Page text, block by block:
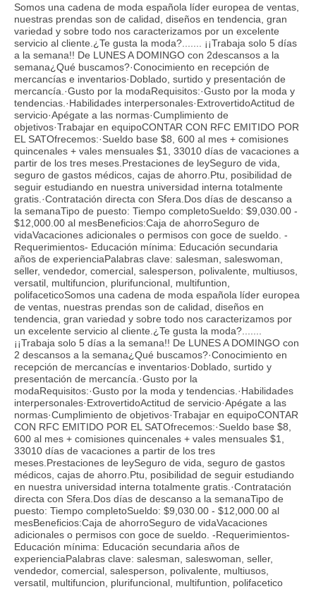
Somos una cadena de moda española líder europea de ventas,
nuestras prendas son de calidad, diseños en tendencia, gran
variedad y sobre todo nos caracterizamos por un excelente
servicio al cliente.¿Te gusta la moda?....... ¡¡Trabaja solo 5 días
a la semana!! De LUNES A DOMINGO con 2descansos a la
semana¿Qué buscamos?·Conocimiento en recepción de
mercancías e inventarios·Doblado, surtido y presentación de
mercancía.·Gusto por la modaRequisitos:·Gusto por la moda y
tendencias.·Habilidades interpersonales·ExtrovertidoActitud de
servicio·Apégate a las normas·Cumplimiento de
objetivos·Trabajar en equipoCONTAR CON RFC EMITIDO POR
EL SATOfrecemos:·Sueldo base $8, 600 al mes + comisiones
quincenales + vales mensuales $1, 33010 días de vacaciones a
partir de los tres meses.Prestaciones de leySeguro de vida,
seguro de gastos médicos, cajas de ahorro.Ptu, posibilidad de
seguir estudiando en nuestra universidad interna totalmente
gratis.·Contratación directa con Sfera.Dos días de descanso a
la semanaTipo de puesto: Tiempo completoSueldo: $9,030.00 -
$12,000.00 al mesBeneficios:Caja de ahorroSeguro de
vidaVacaciones adicionales o permisos con goce de sueldo. -
Requerimientos- Educación mínima: Educación secundaria
años de experienciaPalabras clave: salesman, saleswoman,
seller, vendedor, comercial, salesperson, polivalente, multiusos,
versatil, multifuncion, plurifuncional, multifuntion,
polifaceticoSomos una cadena de moda española líder europea
de ventas, nuestras prendas son de calidad, diseños en
tendencia, gran variedad y sobre todo nos caracterizamos por
un excelente servicio al cliente.¿Te gusta la moda?.......
¡¡Trabaja solo 5 días a la semana!! De LUNES A DOMINGO con
2 descansos a la semana¿Qué buscamos?·Conocimiento en
recepción de mercancías e inventarios·Doblado, surtido y
presentación de mercancía.·Gusto por la
modaRequisitos:·Gusto por la moda y tendencias.·Habilidades
interpersonales·ExtrovertidoActitud de servicio·Apégate a las
normas·Cumplimiento de objetivos·Trabajar en equipoCONTAR
CON RFC EMITIDO POR EL SATOfrecemos:·Sueldo base $8,
600 al mes + comisiones quincenales + vales mensuales $1,
33010 días de vacaciones a partir de los tres
meses.Prestaciones de leySeguro de vida, seguro de gastos
médicos, cajas de ahorro.Ptu, posibilidad de seguir estudiando
en nuestra universidad interna totalmente gratis.·Contratación
directa con Sfera.Dos días de descanso a la semanaTipo de
puesto: Tiempo completoSueldo: $9,030.00 - $12,000.00 al
mesBeneficios:Caja de ahorroSeguro de vidaVacaciones
adicionales o permisos con goce de sueldo. -Requerimientos-
Educación mínima: Educación secundaria años de
experienciaPalabras clave: salesman, saleswoman, seller,
vendedor, comercial, salesperson, polivalente, multiusos,
versatil, multifuncion, plurifuncional, multifuntion, polifacetico